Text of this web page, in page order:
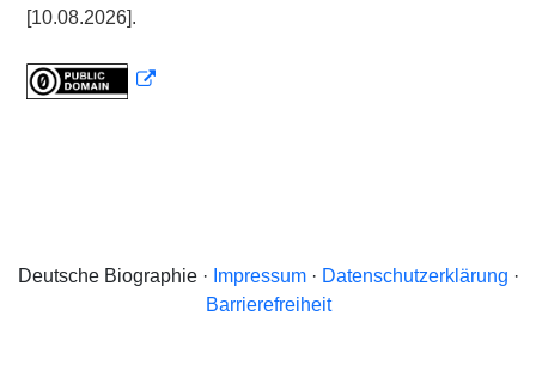
[10.08.2026].
Deutsche Biographie · Impressum· Datenschutzerklärung ·
Barrierefreiheit